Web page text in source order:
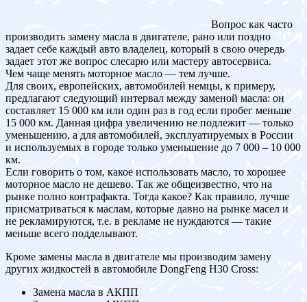
Вопрос как часто
производить замену масла в двигателе, рано или поздно
задает себе каждый авто владелец, который в свою очередь
задает этот же вопрос слесарю или мастеру автосервиса.
Чем чаще менять моторное масло — тем лучше.
Для своих, европейских, автомобилей немцы, к примеру,
предлагают следующий интервал между заменой масла: он
составляет 15 000 км или один раз в год если пробег меньше
15 000 км. Данная цифра увеличению не подлежит — только
уменьшению, а для автомобилей, эксплуатируемых в России
и используемых в городе только уменьшение до 7 000 – 10 000
км.
Если говорить о том, какое использовать масло, то хорошее
моторное масло не дешево. Так же общеизвестно, что на
рынке полно контрафакта. Тогда какое? Как правило, лучше
присматриваться к маслам, которые давно на рынке масел и
не рекламируются, т.е. в рекламе не нуждаются — такие
меньше всего подделывают.
Кроме замены масла в двигателе мы производим замену
других жидкостей в автомобиле DongFeng H30 Cross:
Замена масла в АКПП